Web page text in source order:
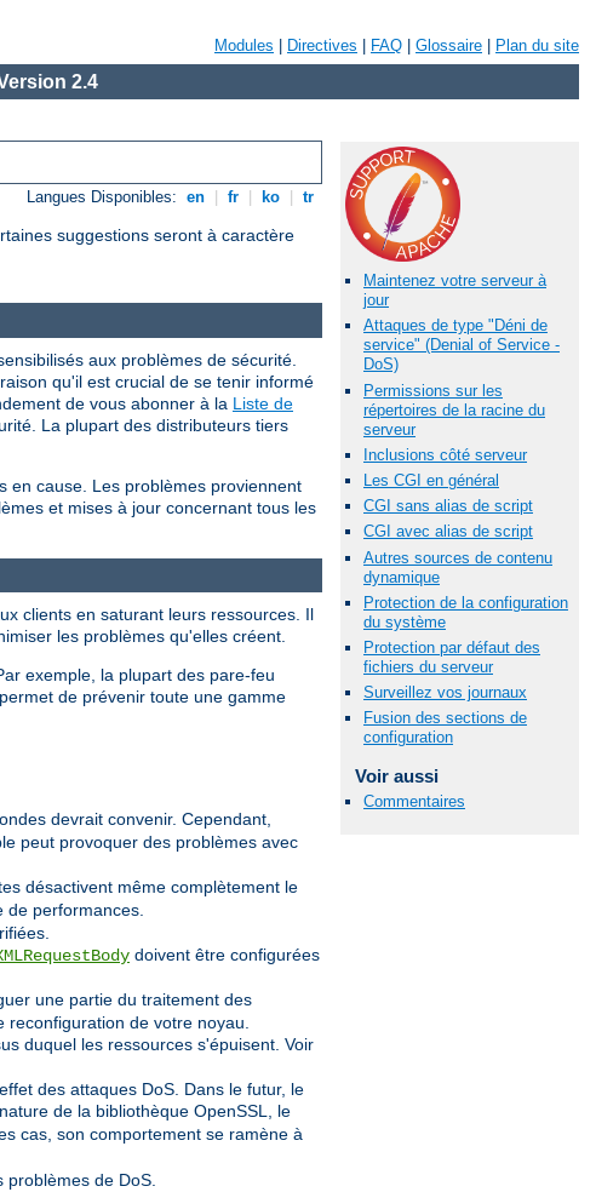
Modules Directives FAQ Glossaire Plan du site
2.4
Langues Disponibles: en fr ko tr
suggestions seront à caractère
Maintenez votre serveur à
jour
Attaques de type "Déni de
service" (Denial of Service -
DoS)
Permissions sur les
répertoires de la racine du
serveur
Inclusions côté serveur
Les CGI en général
CGI sans alias de script
CGI avec alias de script
Autres sources de contenu
dynamique
Protection de la configuration
du système
Protection par défaut des
fichiers du serveur
Surveillez vos journaux
Fusion des sections de
configuration
Voir aussi
Commentaires
aux problèmes de sécurité.
qu'il est crucial de se tenir informé
de vous abonner à la Liste de
La plupart des distributeurs tiers
en cause. Les problèmes proviennent
et mises à jour concernant tous les
clients en saturant leurs ressources. Il
les problèmes qu'elles créent.
exemple, la plupart des pare-feu
de prévenir toute une gamme
devrait convenir. Cependant,
peut provoquer des problèmes avec
désactivent même complètement le
de performances.
doivent être configurées
une partie du traitement des
de votre noyau.
duquel les ressources s'épuisent. Voir
des attaques DoS. Dans le futur, le
de la bibliothèque OpenSSL, le
cas, son comportement se ramène à
de DoS.